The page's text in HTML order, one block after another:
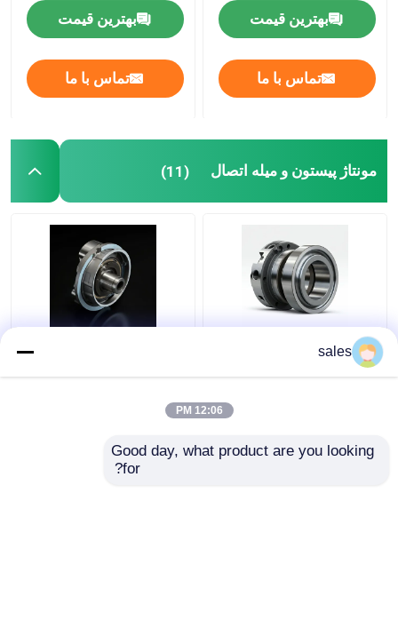
بهترین قیمت
تماس با ما
بهترین قیمت
تماس با ما
مونتاژ پیستون و میله اتصال (11)
فشرده سازی دوم برای
sales
12:06 PM
Good day, what product are you looking
for?